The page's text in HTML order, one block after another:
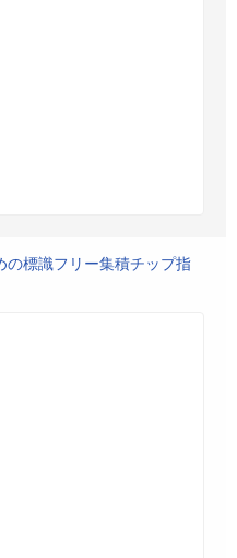
の標識フリー集積チップ指